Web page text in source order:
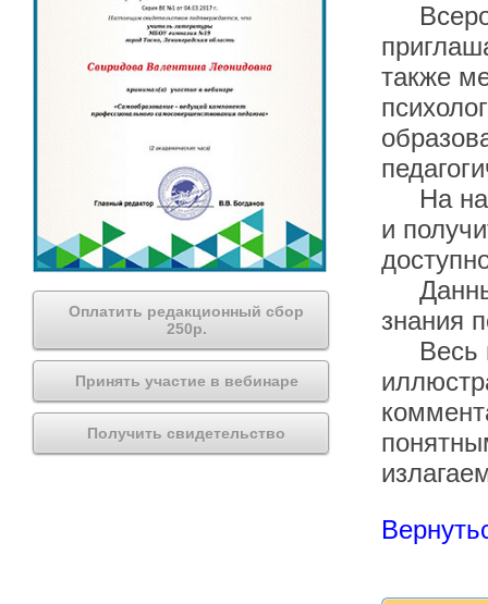
Оплатить редакционный сбор
250р.
Принять участие в вебинаре
Получить свидетельство
также
На
и
знания
Весь